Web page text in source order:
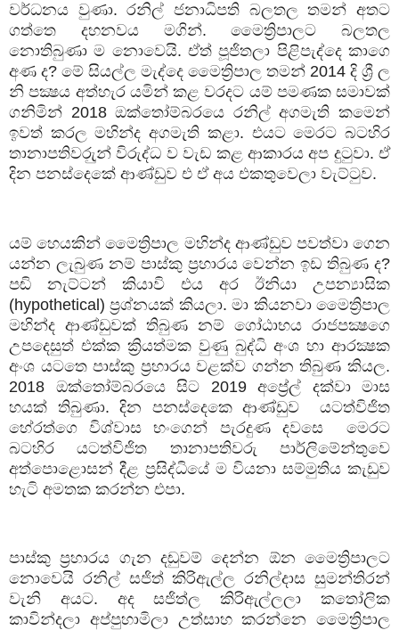
වර්ධනය වුණා. රනිල් ජනාධිපති බලතල තමන් අතට
ගත්තෙ දහනවය මගින්. මෛත්‍රිපාලට බලතල
නොතිබුණා ම නොවෙයි. ඒත් පූජිතලා පිළිපැද්දෙ කාගෙ
අණ ද? මේ සියල්ල මැද්දෙ මෛත්‍රිපාල තමන් 2014 දි ශ්‍රී ල
නි පක්‍ෂය අත්හැර යමින් කළ වරදට යම් පමණක සමාවක්
ගනිමින් 2018ඔක්තෝම්බරයෙ රනිල් අගමැති කමෙන්
ඉවත් කරල මහින්ද අගමැති කළා. එයට මෙරට බටහිර
තානාපතිවරුුන් විරුද්ධ ව වැඩ කළ ආකාරය අප දුටුවා. ඒ
දින පනස්දෙකේ ආණ්ඩුව එ ඒ අය එකතුවෙලා වැට්ටුව.
යම් හෙයකින් මෛත්‍රිපාල මහින්ද ආණ්ඩුව පවත්වා ගෙන
යන්න ලැබුණ නම් පාස්කු ප්‍රහාරය වෙන්න ඉඩ තිබුණ ද?
පඬි නැට්ටන් කියාවි එය අර ඊනියා උපන්‍යාසික
(hypothetical)ප්‍රශ්නයක් කියලා. මා කියනවා මෛත්‍රිපාල
මහින්ද ආණ්ඩුවක් තිබුණ නම් ගෝඨාභය රාජපක්‍ෂගෙ
උපදෙසුත් එක්ක ක්‍රියත්මක වුණු බුද්ධි අංශ හා ආරක්‍ෂක
අංශ යටතෙ පාස්කු ප්‍රහාරය වළක්ව ගන්න තිබුණ කියල.
2018 ඔක්තෝම්බරයෙ සිට 2019අප්‍රේල් දක්වා මාස
හයක් තිබුණා. දින පනස්දෙකෙ ආණ්ඩුව
යටත්විජිත
හේරත්ගෙ විශ්වාස භංගෙන් පැරදුණ දවසෙ
මෙරට
බටහිර යටත්විජිත තානාපතිවරු පාර්ලිමේන්තුවෙ
අත්පොළොසන් දීළ ප්‍රසිද්ධියේ ම වියනා සම්මුතිය කැඩුව
හැටි අමතක කරන්න එපා.
පාස්කු ප්‍රහාරය ගැන දඬුවම් දෙන්න ඕන මෛත්‍රිපාලට
නොවෙයි රනිල් සජිත් කිරිඇල්ල රනිල්දාස සුමන්තිරන්
වැනි අයට. අද සජිත්ල කිරිඇල්ලලා කතෝලික
කාවින්දලා අප්පුහාමිලා උත්සාහ කරන්නෙ මෛත්‍රිපාල